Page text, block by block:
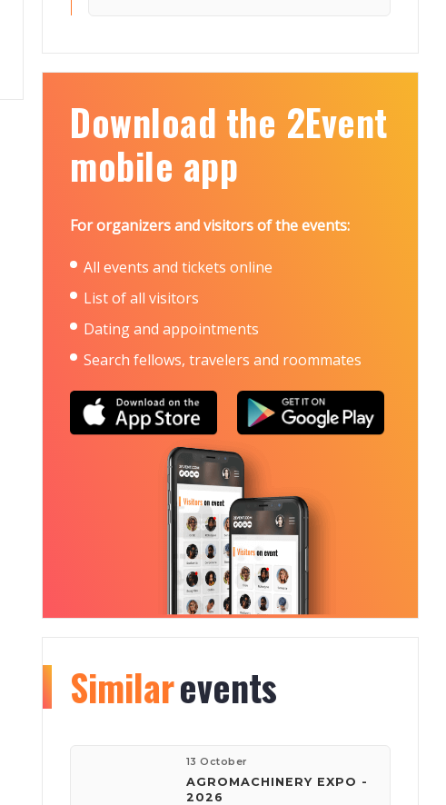
Download the 2Event
mobile app
For organizers and visitors of the events:
All events and tickets online
List of all visitors
Dating and appointments
Search fellows, travelers and roommates
Organizerinfo
150
Similarevents
13 October
AGROMACHINERY EXPO -
2026